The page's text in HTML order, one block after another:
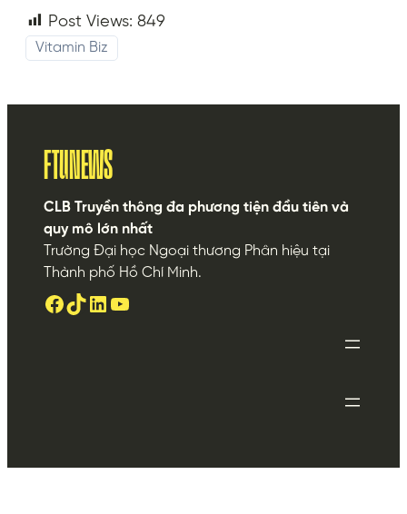
Post Views: 849
Vitamin Biz
FTUNEWS
CLB Truyền thông đa phương tiện đầu tiên và
quy mô lớn nhất
Trường Đại học Ngoại thương Phân hiệu tại
Thành phố Hồ Chí Minh.